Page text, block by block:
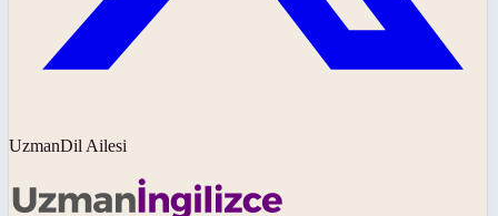
UzmanDil Ailesi